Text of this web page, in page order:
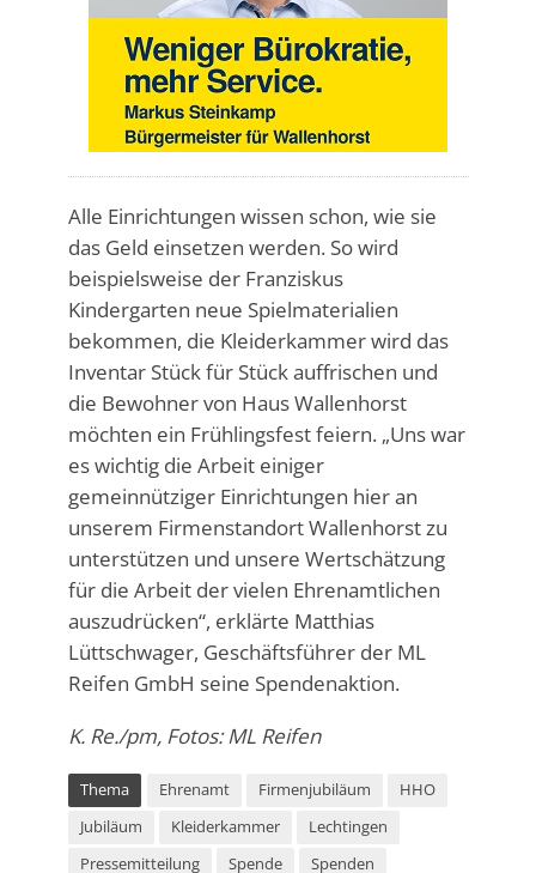
Alle Einrichtungen wissen schon, wie sie
das Geld einsetzen werden. So wird
beispielsweise der Franziskus
Kindergarten neue Spielmaterialien
bekommen, die Kleiderkammer wird das
Inventar Stück für Stück auffrischen und
die Bewohner von Haus Wallenhorst
möchten ein Frühlingsfest feiern. „Uns war
es wichtig die Arbeit einiger
gemeinnütziger Einrichtungen hier an
unserem Firmenstandort Wallenhorst zu
unterstützen und unsere Wertschätzung
für die Arbeit der vielen Ehrenamtlichen
auszudrücken“, erklärte Matthias
Lüttschwager, Geschäftsführer der ML
Reifen GmbH seine Spendenaktion.
K. Re./pm, Fotos: ML Reifen
Thema Ehrenamt Firmenjubiläum
HHO
Jubiläum
Kleiderkammer
Lechtingen
Pressemitteilung
Spende Spenden